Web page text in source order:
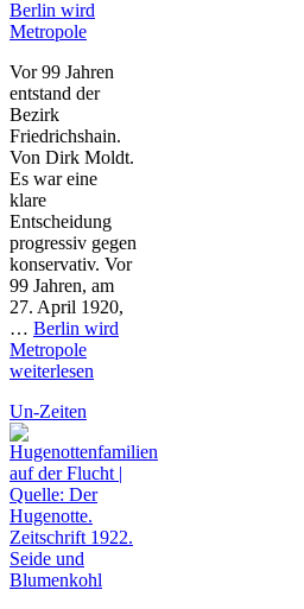
Berlin wird
Metropole
Vor 99 Jahren
entstand der
Bezirk
Friedrichshain.
Von Dirk Moldt.
Es war eine
klare
Entscheidung
progressiv gegen
konservativ. Vor
99 Jahren, am
27. April 1920,
… Berlin wird
Metropole
weiterlesen
Un-Zeiten
Seide und
Blumenkohl